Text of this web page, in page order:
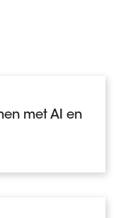
met AI en